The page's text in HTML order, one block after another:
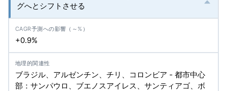
グへとシフトさせる
+0.9%
ブラジル、アルゼンチン、チリ、コロンビア - 都市中心
部：サンパウロ、ブエノスアイレス、サンティアゴ、ボ